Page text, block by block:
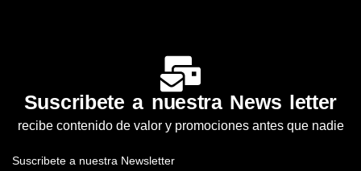
Suscribete a nuestra News letter
recibe contenido de valor y promociones antes que nadie
Suscribete a nuestra Newsletter